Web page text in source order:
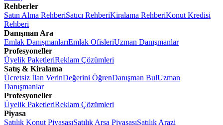
Rehberler
Satın Alma RehberiSatıcı RehberiKiralama RehberiKonut Kredisi
Rehberi
Danışman Ara
Emlak DanışmanlarıEmlak OfisleriUzman Danışmanlar
Profesyoneller
Üyelik PaketleriReklam Çözümleri
Satış & Kiralama
Ücretsiz İlan VerinDeğerini ÖğrenDanışman BulUzman
Danışmanlar
Profesyoneller
Üyelik PaketleriReklam Çözümleri
Piyasa
Satılık Konut PiyasasıSatılık Arsa PiyasasıSatılık Arazi